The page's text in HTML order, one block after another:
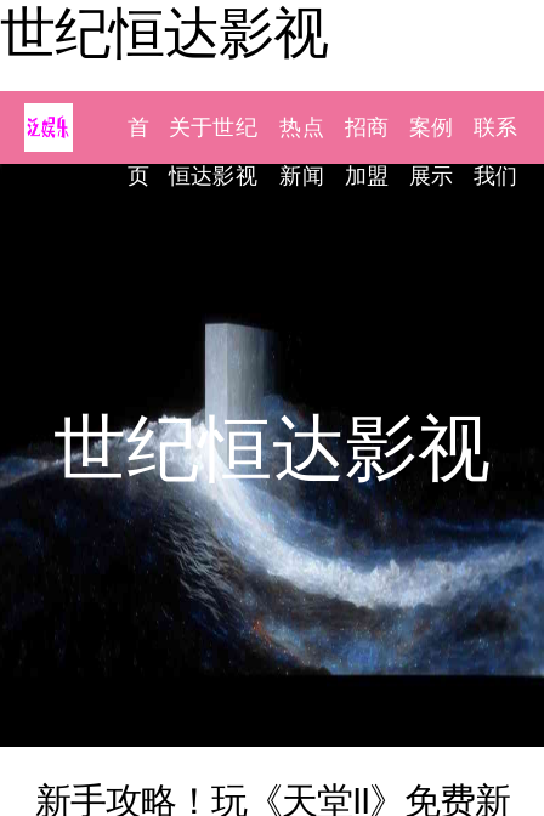
世纪恒达影视
首
页
关于世纪
恒达影视
热点
新闻
招商
加盟
案例
展示
联系
我们
世纪恒达影视
新手攻略！玩《天堂II》免费新